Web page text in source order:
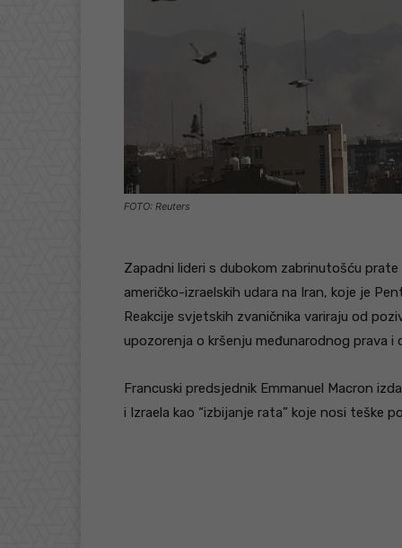
FOTO: Reuters
Zapadni lideri s dubokom zabrinutošću
američko-izraelskih udara na Iran, koje je
Reakcije svjetskih zvaničnika variraju od
upozorenja o kršenju međunarodnog prava
Francuski predsjednik Emmanuel Macron
i Izraela kao “izbijanje rata” koje nosi teške